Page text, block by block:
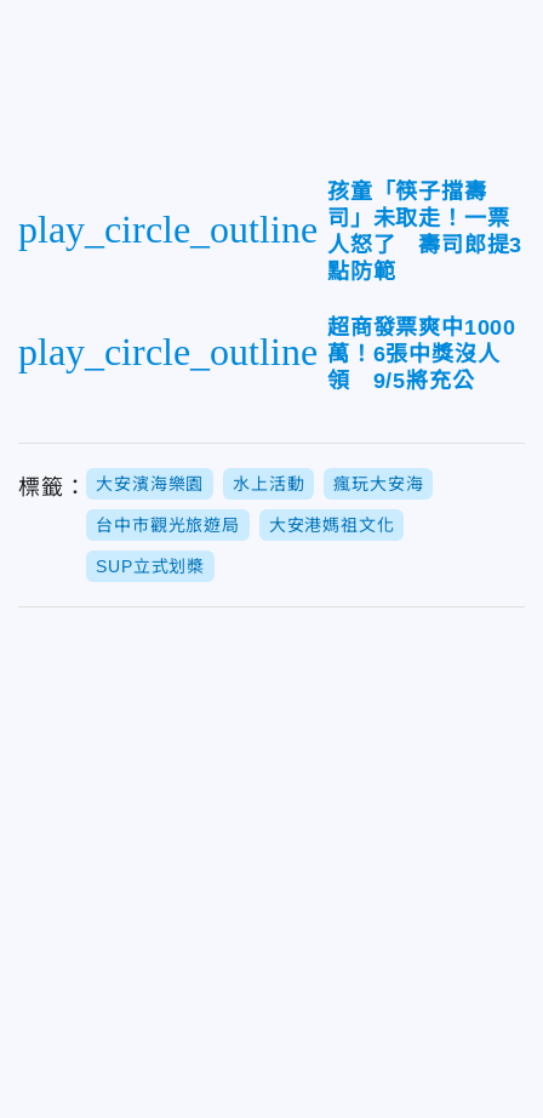
play_circle_outline
孩童「筷子擋壽
司」未取走！一票
人怒了 壽司郎提3
點防範
play_circle_outline
超商發票爽中1000
萬！6張中獎沒人
領 9/5將充公
標籤： 大安濱海樂園 水上活動 瘋玩大安海
台中市觀光旅遊局 大安港媽祖文化
SUP立式划槳